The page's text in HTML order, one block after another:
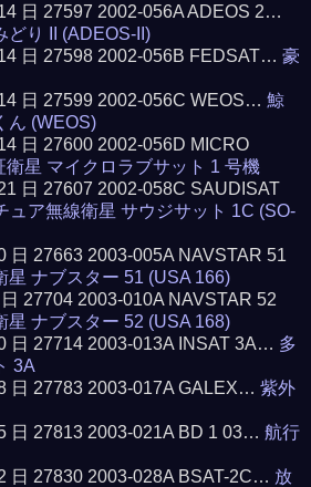
日 27597 2002-056A ADEOS 2…
どり II (ADEOS-II)
日 27598 2002-056B FEDSAT…豪
日 27599 2002-056C WEOS…鯨
ん (WEOS)
日 27600 2002-056D MICRO
衛星 マイクロラブサット 1 号機
日 27607 2002-058C SAUDISAT
ュア無線衛星 サウジサット 1C (SO-
日 27663 2003-005A NAVSTAR 51
星 ナブスター 51 (USA 166)
27704 2003-010A NAVSTAR 52
星 ナブスター 52 (USA 168)
日 27714 2003-013A INSAT 3A… 多
3A
日 27783 2003-017A GALEX…紫外
日 27813 2003-021A BD 1 03…航行
日 27830 2003-028A BSAT-2C… 放